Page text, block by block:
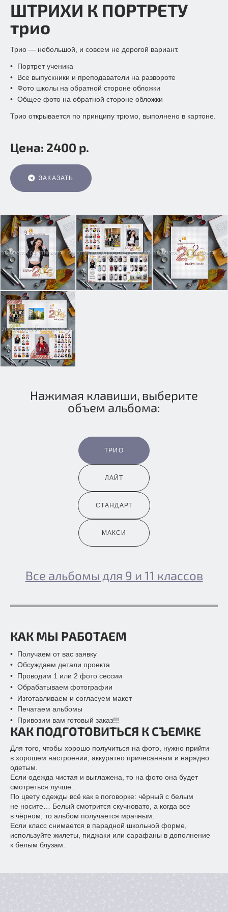
ШТРИХИ К ПОРТРЕТУ
трио
Трио — небольшой, и совсем не дорогой вариант.
Портрет ученика
Все выпускники и преподаватели на развороте
Фото школы на обратной стороне обложки
Общее фото на обратной стороне обложки
Трио открывается по принципу трюмо, выполнено в картоне.
Цена: 2400 р.
ЗАКАЗАТЬ
Нажимая клавиши, выберите
объем альбома:
ТРИО
ЛАЙТ
СТАНДАРТ
МАКСИ
Все альбомы для 9 и 11 классов
КАК МЫ РАБОТАЕМ
Получаем от вас заявку
Обсуждаем детали проекта
Проводим 1 или 2 фото сессии
Обрабатываем фотографии
Изготавливаем и согласуем макет
Печатаем альбомы
Привозим вам готовый заказ!!!
КАК ПОДГОТОВИТЬСЯ К СЪЕМКЕ
Для того, чтобы хорошо получиться на фото, нужно прийти
в хорошем настроении, аккуратно причесанным и нарядно
одетым.
Если одежда чистая и выглажена, то на фото она будет
смотреться лучше.
По цвету одежды всё как в поговорке: чёрный с белым
не носите… Белый смотрится скучновато, а когда все
в чёрном, то альбом получается мрачным.
Если класс снимается в парадной школьной форме,
используйте жилеты, пиджаки или сарафаны в дополнение
к белым блузам.